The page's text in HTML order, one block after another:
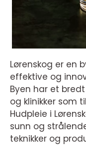
Lørenskog er en
effektive og
Byen har et
og klinikker som
Hudpleie i
sunn og
teknikker og